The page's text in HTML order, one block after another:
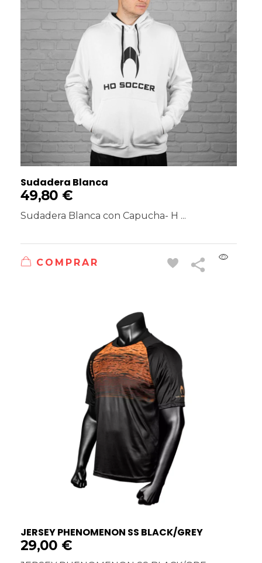
Sudadera Blanca
49,80 €
Sudadera Blanca con Capucha- H ...
COMPRAR
JERSEY PHENOMENON SS BLACK/GREY
29,00 €